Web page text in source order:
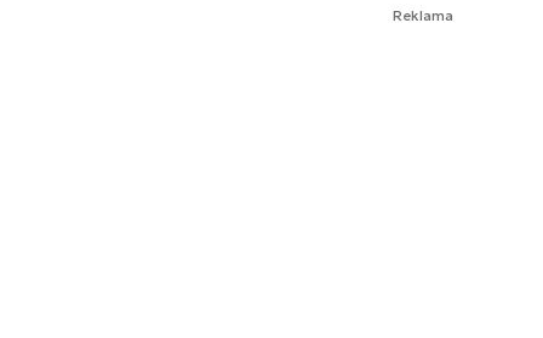
Reklama